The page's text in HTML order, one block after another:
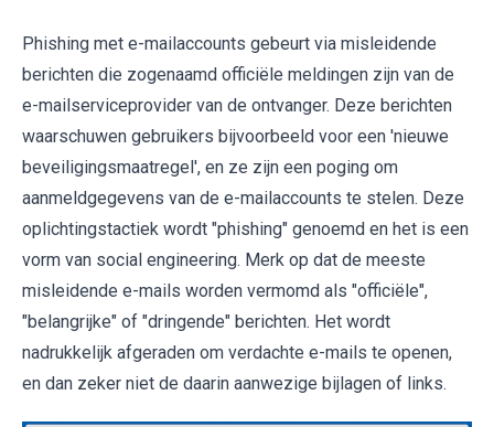
Phishing met e-mailaccounts gebeurt via misleidende
berichten die zogenaamd officiële meldingen zijn van de
e-mailserviceprovider van de ontvanger. Deze berichten
waarschuwen gebruikers bijvoorbeeld voor een 'nieuwe
beveiligingsmaatregel', en ze zijn een poging om
aanmeldgegevens van de e-mailaccounts te stelen. Deze
oplichtingstactiek wordt "phishing" genoemd en het is een
vorm van social engineering. Merk op dat de meeste
misleidende e-mails worden vermomd als "officiële",
"belangrijke" of "dringende" berichten. Het wordt
nadrukkelijk afgeraden om verdachte e-mails te openen,
en dan zeker niet de daarin aanwezige bijlagen of links.